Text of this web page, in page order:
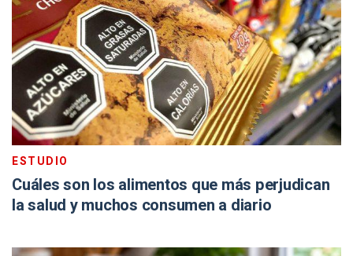
ESTUDIO
Cuáles son los alimentos que más perjudican
la salud y muchos consumen a diario